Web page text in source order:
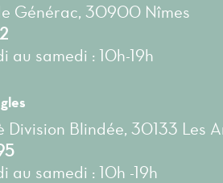
Générac, 30900 Nîmes
au samedi : 10h-19h
Division Blindée, 30133 Les
au samedi : 10h -19h